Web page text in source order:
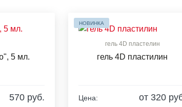
5 мл.
570 руб.
НОВИНКА
гель 4D пластелин
гель 4D пластилин
Цена: от 320